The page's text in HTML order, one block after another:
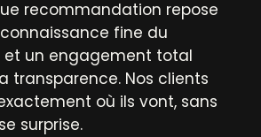
recommandation repose
fine du
et un engagement total
transparence. Nos clients
où ils vont, sans
surprise.